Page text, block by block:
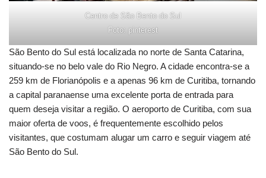
Centro de São Bento do Sul
Foto: pinterest
São Bento do Sul está localizada no norte de Santa Catarina,
situando-se no belo vale do Rio Negro. A cidade encontra-se a
259 km de Florianópolis e a apenas 96 km de Curitiba, tornando
a capital paranaense uma excelente porta de entrada para
quem deseja visitar a região. O aeroporto de Curitiba, com sua
maior oferta de voos, é frequentemente escolhido pelos
visitantes, que costumam alugar um carro e seguir viagem até
São Bento do Sul.